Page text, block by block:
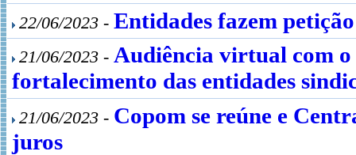
22/06/2023 - Entidades fazem
21/06/2023 - Audiência virtual com
fortalecimento das entidades
21/06/2023 - Copom se reúne e
juros